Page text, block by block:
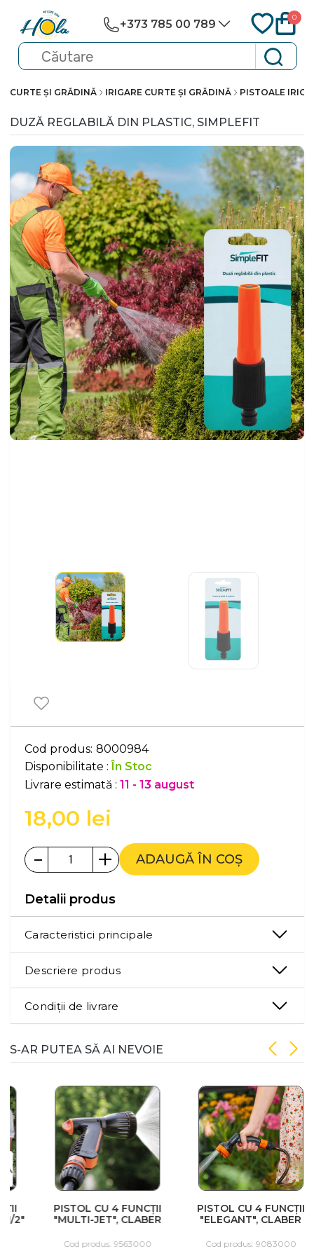
+373 785 00 789
0
CURTE ȘI GRĂDINĂ IRIGARE CURTE ȘI GRĂDINĂ PISTOALE
DUZĂ REGLABILĂ DIN PLASTIC, SIMPLEFIT
Cod produs: 8000984
Disponibilitate : În Stoc
Livrare estimată : 11 - 13 august
18,00 lei
- + ADAUGĂ ÎN COȘ
Detalii produs
Caracteristici principale
Descriere produs
Condiții de livrare
S-AR PUTEA SĂ AI NEVOIE
PISTOL CU 4 FUNCȚII
"MULTI-JET", CLABER
Cod produs: 9563000
PISTOL CU 4 FUNCȚII
"ELEGANT", CLABER
Cod produs: 9083000